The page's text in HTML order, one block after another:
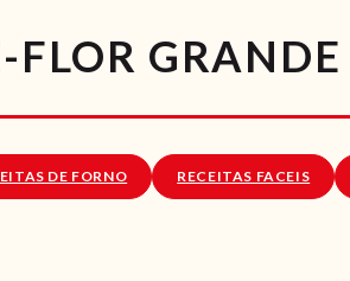
FLOR GRANDE
DE FORNO RECEITAS FACEIS